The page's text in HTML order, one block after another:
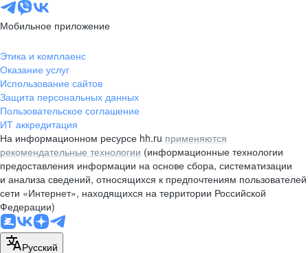
Мобильное приложение
Этика и комплаенс
Оказание услуг
Использование сайтов
Защита персональных данных
Пользовательское соглашение
ИТ аккредитация
На информационном ресурсе hh.ru применяются
рекомендательные технологии (информационные технологии
предоставления информации на основе сбора, систематизации
и анализа сведений, относящихся к предпочтениям пользователей
сети «Интернет», находящихся на территории Российской
Федерации)
Русский